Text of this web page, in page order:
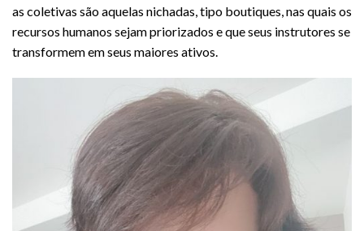
as coletivas são aquelas nichadas, tipo boutiques, nas quais os
recursos humanos sejam priorizados e que seus instrutores se
transformem em seus maiores ativos.